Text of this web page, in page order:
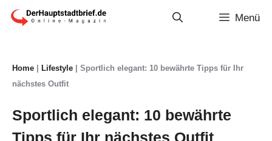
Zum
Menü
Home Lifestyle
Sportlich elegant: 10 bewährte Tipps für Ihr
nächstes Outfit
Sportlich elegant: 10 bewährte
Tipps für Ihr nächstes Outfit